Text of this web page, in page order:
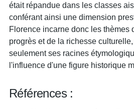
était répandue dans les classes
conférant ainsi une dimension
Florence incarne donc les thèmes
progrès et de la richesse
seulement ses racines
l'influence d'une figure historique
Références :